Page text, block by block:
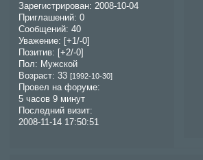
Зарегистрирован: 2008-10-04
Приглашений: 0
Сообщений: 40
Уважение:
[+1/-0]
Позитив:
[+2/-0]
Пол: Мужской
Возраст: 33[1992-10-30]
Провел на форуме:
5 часов 9 минут
Последний визит:
2008-11-14 17:50:51